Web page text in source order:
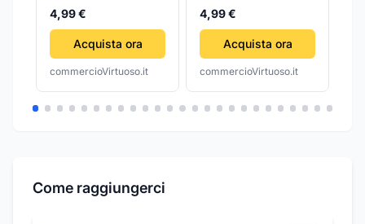
LUNGHEZZA 1
METRO HDV-3210
4,99 €
Acquista ora
commercioVirtuoso.it
LUNGHEZZA 2
METRI HI FI HDV-
3220
4,99 €
Acquista ora
commercioVirtuoso.it
Come raggiungerci